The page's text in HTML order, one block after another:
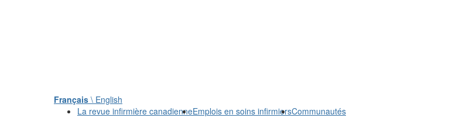
Français \ English
La revue infirmière canadienneEmplois en soins infirmiersCommunautés